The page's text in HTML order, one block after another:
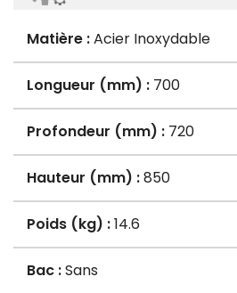
Matière :Acier Inoxydable
Longueur (mm) : 700
Profondeur (mm) : 720
Hauteur (mm) :850
Poids (kg) :14.6
Bac :Sans